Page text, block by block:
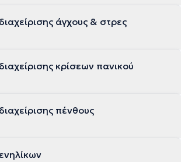
άγχους & στρες
κρίσεων πανικού
πένθους